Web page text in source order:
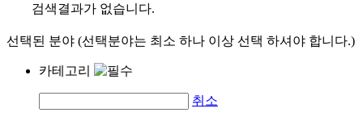
검색결과가 없습니다.
선택된 분야 (선택분야는 최소 하나 이상 선택 하셔야 합니다.)
카테고리
취소